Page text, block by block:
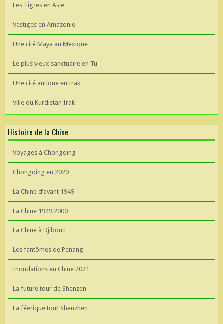
Les Tigres en Asie
Vestiges en Amazonie
Une cité Maya au Mexique
Le plus vieux sanctuaire en Tu
Une cité antique en Irak
Ville du Kurdistan Irak
Histoire de la Chine
Voyages à Chongqing
Chongqing en 2020
La Chine d’avant 1949
La Chine 1949 2000
La Chine à Djibouti
Les fantômes de Penang
Inondations en Chine 2021
La future tour de Shenzen
La féerique tour Shenzhen